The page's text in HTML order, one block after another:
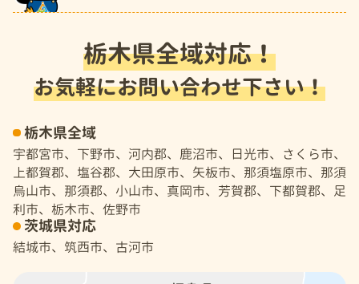
栃木県全域対応！
お気軽にお問い合わせ下さい！
栃木県全域
宇都宮市、下野市、河内郡、鹿沼市、日光市、さくら市、
上都賀郡、塩谷郡、大田原市、矢板市、那須塩原市、那須
烏山市、那須郡、小山市、真岡市、芳賀郡、下都賀郡、足
利市、栃木市、佐野市
茨城県対応
結城市、筑西市、古河市